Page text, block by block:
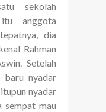
sekolah
anggota
dia
Rahman
Setelah
nyadar
nyadar
sempat mau